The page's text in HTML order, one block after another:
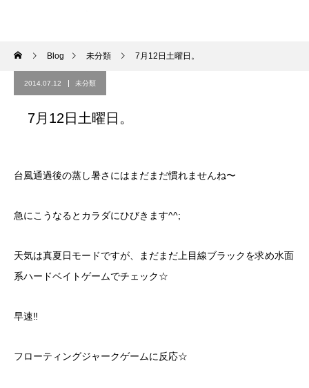
Blog 未分類 7月12日土曜日。
2014.07.12 未分類
7月12日土曜日。
台風通過後の蒸し暑さにはまだまだ慣れませんね〜
急にこうなるとカラダにひびきます^^;
天気は真夏日モードですが、まだまだ上目線ブラックを求め水面
系ハードベイトゲームでチェック☆
早速‼︎
フローティングジャークゲームに反応☆